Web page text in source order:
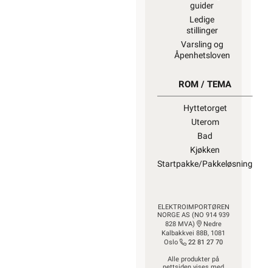
guider
Ledige
stillinger
Varsling og
Åpenhetsloven
ROM / TEMA
Hyttetorget
Uterom
Bad
Kjøkken
Startpakke/Pakkeløsning
ELEKTROIMPORTØREN
NORGE AS (NO 914 939
828 MVA)
Nedre
Kalbakkvei 88B, 1081
Oslo
22 81 27 70
Alle produkter på